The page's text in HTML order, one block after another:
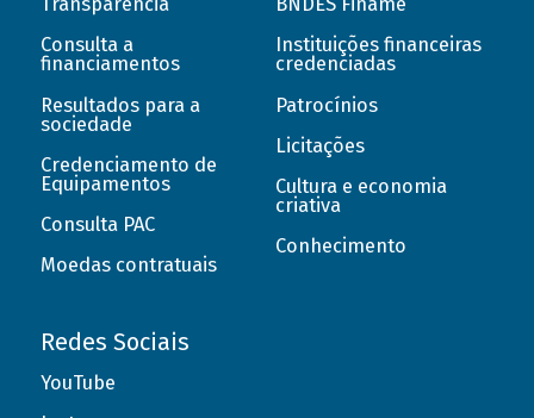
Consulta a
financiamentos
Resultados para a
sociedade
Credenciamento de
Equipamentos
Consulta PAC
Moedas contratuais
Instituições financeiras
credenciadas
Patrocínios
Licitações
Cultura e economia
criativa
Conhecimento
Redes Sociais
YouTube